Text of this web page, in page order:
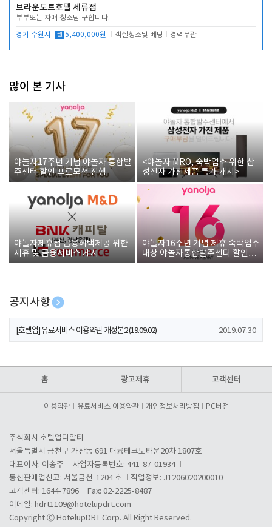
브라운도트호텔 세류점
부부또는 자매 청소팀 구합니다.
경기 수원시 월 5,400,000원 객실청소및 베팅 경력무관
많이 본 기사
야놀자17주년 기념 야놀자 통합발
주센터 할인 프로모션 진행
<야놀자 MRO, 숙박업소 위한 삼
성전자 가전제품 특가 개시>
야놀자제휴점 금융혜택제공 위한
제휴 및 금융서비스 게시
야놀자16주년 기념 제휴 숙박업주
대상 야놀자통합발주센터 할인쿠
폰 증정
공지사항
[호텔업] 개인정보 처리방침 개정본1 (19.09.02)
[호텔업] 유료서비스 이용약관 개정본2 (19.09.02) 2019.07.30
홈 광고제휴 고객센터
이용약관 유료서비스 이용약관 개인정보처리방침 PC버전
주식회사 호텔업디알티
서울특별시 금천구 가산동 691 대륭테크노타운20차 1807호
대표이사: 이송주
사업자등록번호: 441-87-01934
통신판매업신고: 서울금천-1204 호
직업정보: J1206020200010
고객센터: 1644-7896
Fax: 02-2225-8487
이메일: hdrt1109@hotelupdrt.com
Copyright ⓒ HotelupDRT Corp. All Right Reserved.